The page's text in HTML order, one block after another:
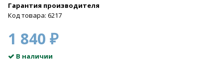
Гарантия производителя
Код товара: 6217
1 840 ₽
В наличии